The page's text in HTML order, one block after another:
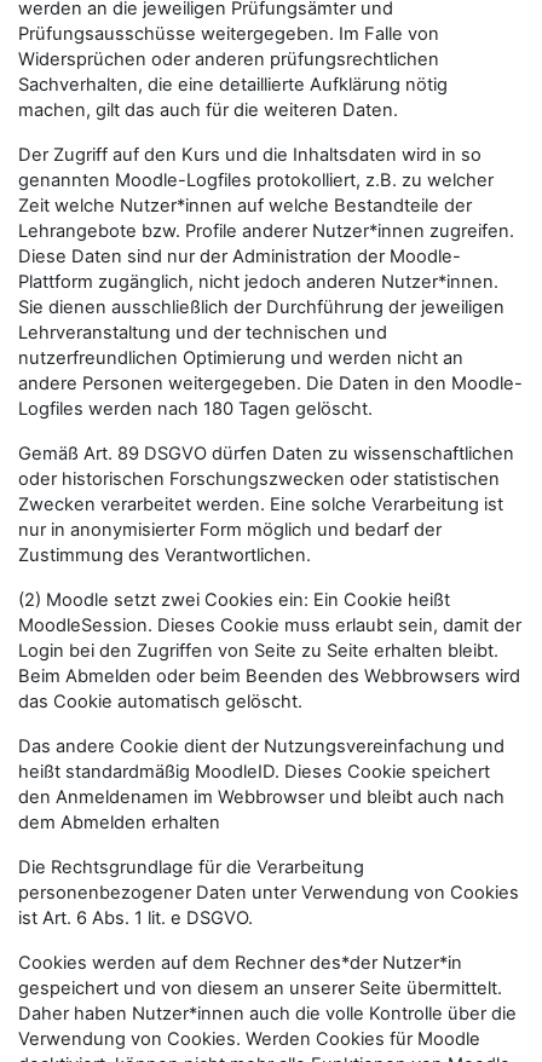
werden an die jeweiligen Prüfungsämter und
Prüfungsausschüsse weitergegeben. Im Falle von
Widersprüchen oder anderen prüfungsrechtlichen
Sachverhalten, die eine detaillierte Aufklärung nötig
machen, gilt das auch für die weiteren Daten.
Der Zugriff auf den Kurs und die Inhaltsdaten wird in so
genannten Moodle-Logfiles protokolliert, z.B. zu welcher
Zeit welche Nutzer*innen auf welche Bestandteile der
Lehrangebote bzw. Profile anderer Nutzer*innen zugreifen.
Diese Daten sind nur der Administration der Moodle-
Plattform zugänglich, nicht jedoch anderen Nutzer*innen.
Sie dienen ausschließlich der Durchführung der jeweiligen
Lehrveranstaltung und der technischen und
nutzerfreundlichen Optimierung und werden nicht an
andere Personen weitergegeben. Die Daten in den Moodle-
Logfiles werden nach 180 Tagen gelöscht.
Gemäß Art. 89 DSGVO dürfen Daten zu wissenschaftlichen
oder historischen Forschungszwecken oder statistischen
Zwecken verarbeitet werden. Eine solche Verarbeitung ist
nur in anonymisierter Form möglich und bedarf der
Zustimmung des Verantwortlichen.
(2) Moodle setzt zwei Cookies ein: Ein Cookie heißt
MoodleSession. Dieses Cookie muss erlaubt sein, damit der
Login bei den Zugriffen von Seite zu Seite erhalten bleibt.
Beim Abmelden oder beim Beenden des Webbrowsers wird
das Cookie automatisch gelöscht.
Das andere Cookie dient der Nutzungsvereinfachung und
heißt standardmäßig MoodleID. Dieses Cookie speichert
den Anmeldenamen im Webbrowser und bleibt auch nach
dem Abmelden erhalten
Die Rechtsgrundlage für die Verarbeitung
personenbezogener Daten unter Verwendung von Cookies
ist Art. 6 Abs. 1 lit. e DSGVO.
Cookies werden auf dem Rechner des*der Nutzer*in
gespeichert und von diesem an unserer Seite übermittelt.
Daher haben Nutzer*innen auch die volle Kontrolle über die
Verwendung von Cookies. Werden Cookies für Moodle